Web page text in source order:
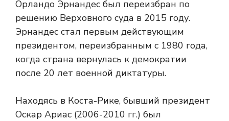
Орландо Эрнандес был переизбран по
решению Верховного суда в 2015 году.
Эрнандес стал первым действующим
президентом, переизбранным с 1980 года,
когда страна вернулась к демократии
после 20 лет военной диктатуры.
Находясь в Коста-Рике, бывший президент
Оскар Ариас (2006-2010 гг.) был